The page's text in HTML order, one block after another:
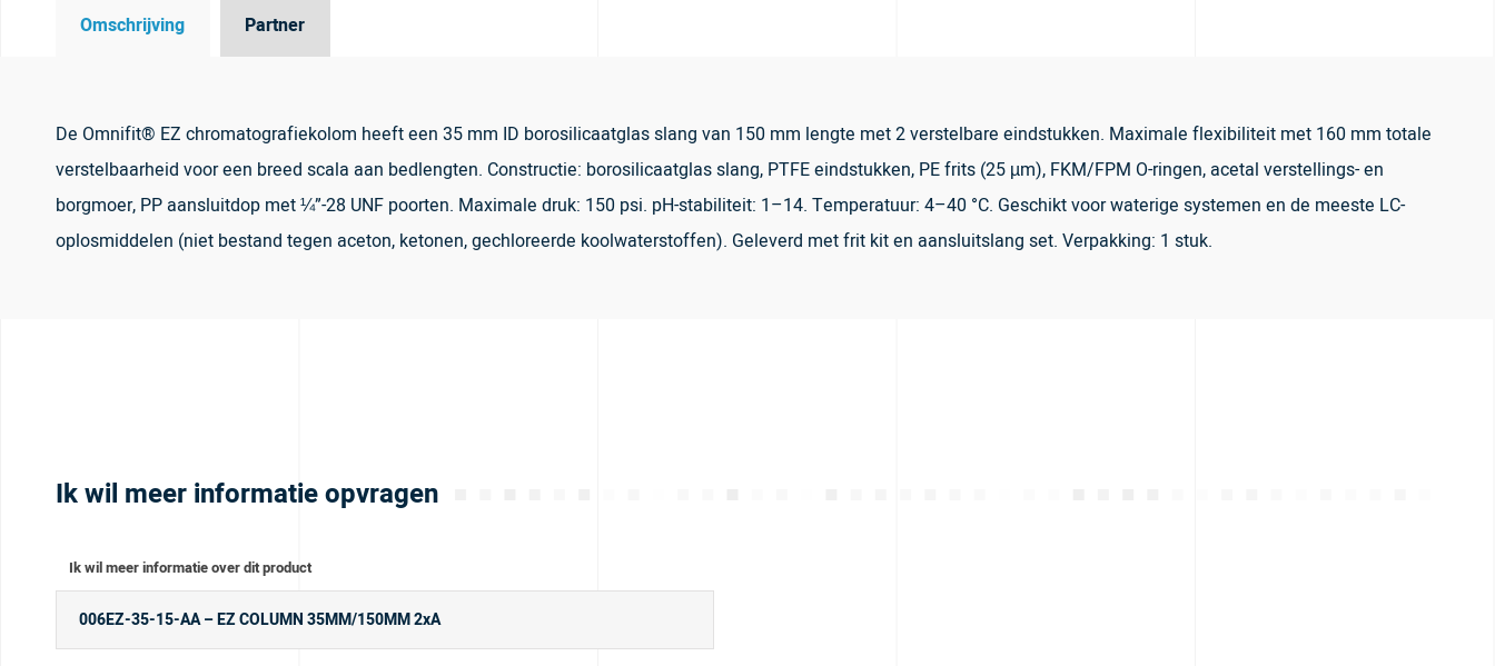
Omschrijving Partner
De Omnifit® EZ chromatografiekolom heeft een 35 mm ID borosilicaatglas slang van 150 mm lengte met 2 verstelbare eindstukken. Maximale flexibiliteit met 160 mm totale
verstelbaarheid voor een breed scala aan bedlengten. Constructie: borosilicaatglas slang, PTFE eindstukken, PE frits (25 µm), FKM/FPM O-ringen, acetal verstellings- en
borgmoer, PP aansluitdop met ¼”-28 UNF poorten. Maximale druk: 150 psi. pH-stabiliteit: 1–14. Temperatuur: 4–40 °C. Geschikt voor waterige systemen en de meeste LC-
oplosmiddelen (niet bestand tegen aceton, ketonen, gechloreerde koolwaterstoffen). Geleverd met frit kit en aansluitslang set. Verpakking: 1 stuk.
Ik wil meer informatie opvragen
Ik wil meer informatie over dit product